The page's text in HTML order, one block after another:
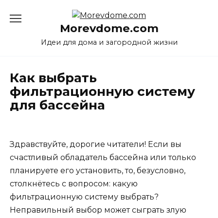
Morevdome.com
Идеи для дома и загородной жизни
Как выбрать
фильтрационную систему
для бассейна
Здравствуйте, дорогие читатели! Если вы
счастливый обладатель бассейна или только
планируете его установить, то, безусловно,
столкнётесь с вопросом: какую
фильтрационную систему выбрать?
Неправильный выбор может сыграть злую